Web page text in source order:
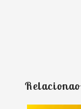
Relacionao